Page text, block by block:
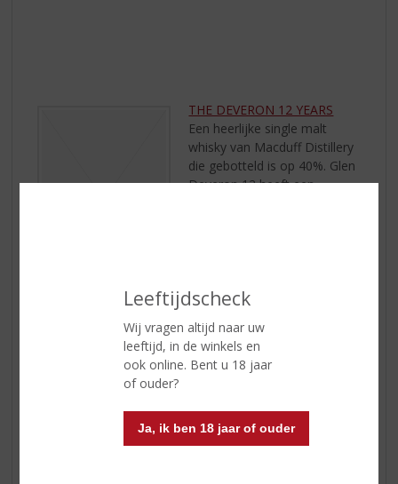
Leeftijdscheck
Wij vragen altijd naar uw
leeftijd, in de winkels en
ook online. Bent u 18 jaar
of ouder?
Ja, ik ben 18 jaar of ouder
THE DEVERON 12 YEARS
Een heerlijke single malt
whisky van Macduff Distillery
die gebotteld is op 40%. Glen
Deveron 12 heeft een
wordt door een kruidig
randje. Het palet is vooral zoet, de afdronk heeft een
lekkere smaak van boterbabbelaar.